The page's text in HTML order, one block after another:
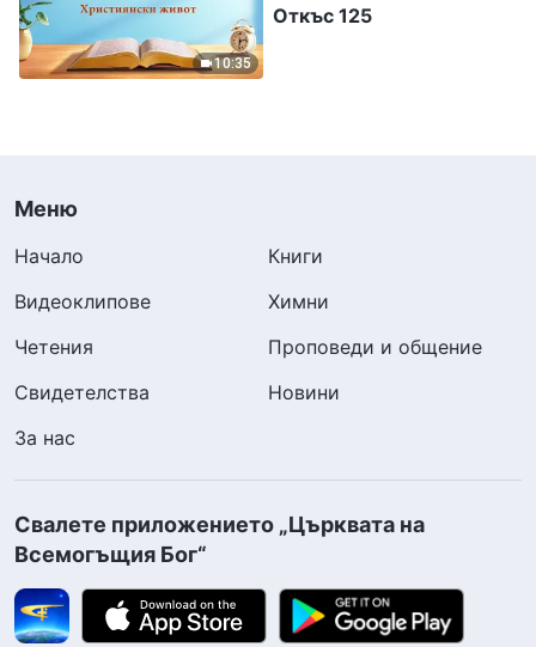
10:35
Откъс 125
Меню
Начало
Книги
Видеоклипове
Химни
Четения
Проповеди и общение
Свидетелства
Новини
За нас
Свалете приложението „Църквата на
Всемогъщия Бог“